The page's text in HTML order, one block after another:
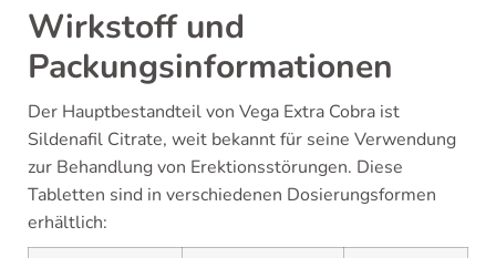
Wirkstoff und
Packungsinformationen
Der Hauptbestandteil von Vega Extra Cobra ist
Sildenafil Citrate, weit bekannt für seine Verwendung
zur Behandlung von Erektionsstörungen. Diese
Tabletten sind in verschiedenen Dosierungsformen
erhältlich: